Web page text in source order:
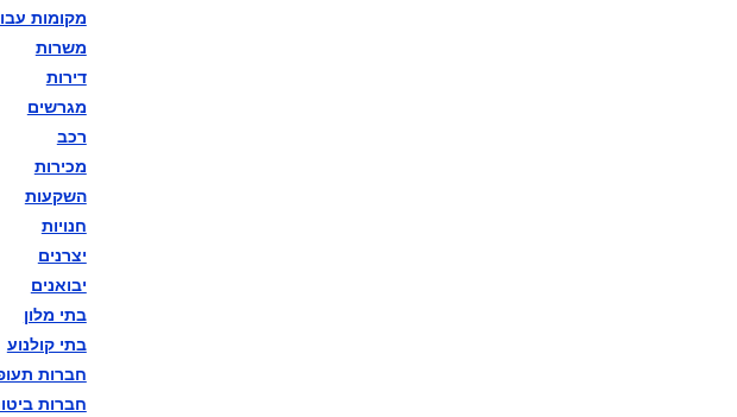
מקומות
משרות
דירות
מגרשים
רכב
מכירות
השקעות
חנויות
יצרנים
יבואנים
בתי מלון
בתי קולנוע
חברות
חברות